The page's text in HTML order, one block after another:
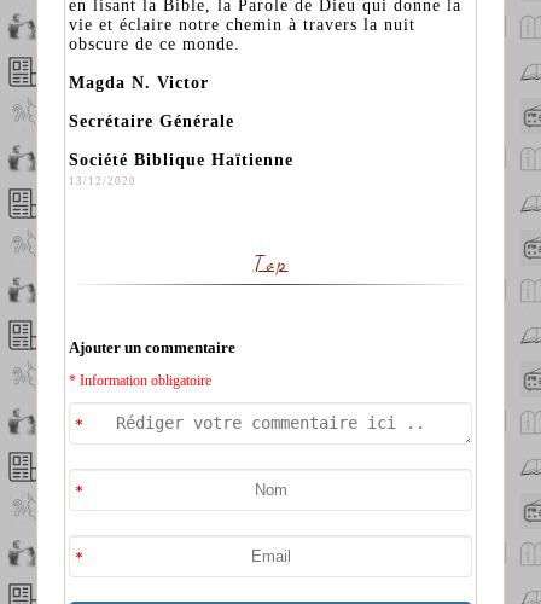
en lisant la Bible, la Parole de Dieu qui donne la
vie et éclaire notre chemin à travers la nuit
obscure de ce monde.
Magda N. Victor
Secrétaire Générale
Société Biblique Haïtienne
13/12/2020
Top